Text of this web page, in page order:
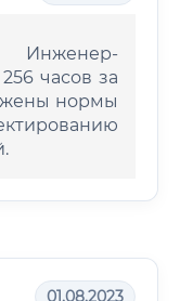
часов за
нормы
01.08.2023